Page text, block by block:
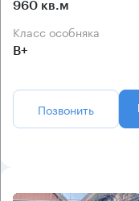
960 кв.м
Класс особняка
B+
Позвонить